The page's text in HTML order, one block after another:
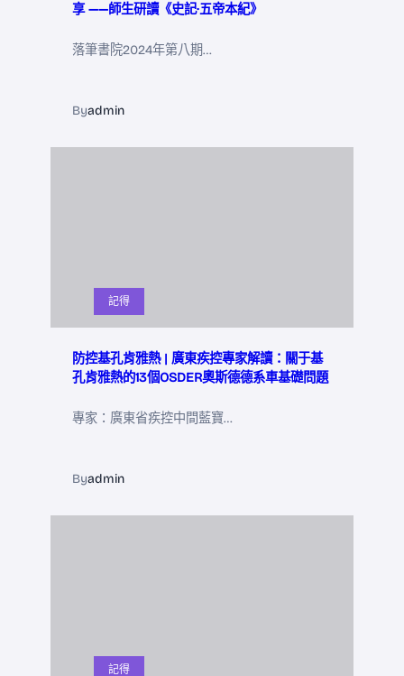
享 ——師生研讀《史記·五帝本紀》
落筆書院2024年第八期…
Byadmin
記得
防控基孔肯雅熱 | 廣東疾控專家解讀：關于基
孔肯雅熱的13個OSDER奧斯德德系車基礎問題
專家：廣東省疾控中間藍寶…
Byadmin
記得